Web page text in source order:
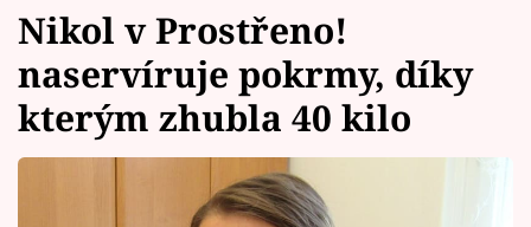
Témata
Celebrity
Nikol v Prostřeno!
naservíruje pokrmy, díky
kterým zhubla 40 kilo